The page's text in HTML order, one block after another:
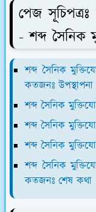
পেজ
- শব্দ সৈনিক
শব্দ সৈনিক
কতজনঃ উপস্থাপনা
শব্দ সৈনিক
শব্দ সৈনিক
শব্দ সৈনিক
শব্দ সৈনিক
কতজনঃ শেষ কথা